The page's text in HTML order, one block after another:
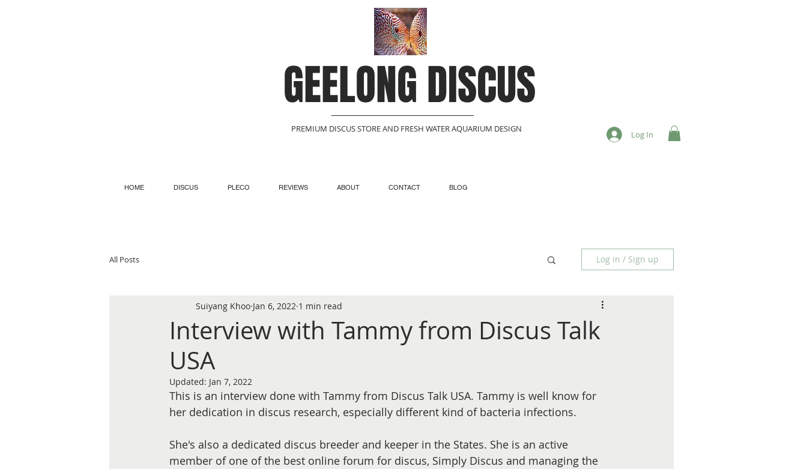
GEELONG DISCUS
PREMIUM DISCUS STORE AND FRESH WATER AQUARIUM DESIGN
HOME DISCUS PLECO REVIEWS ABOUT CONTACT BLOG
Log In
All Posts Log in / Sign up
Interview with Tammy from Discus Talk
USA
Suiyang Khoo Jan 6, 2022 1 min read
Updated: Jan 7, 2022
This is an interview done with Tammy from Discus Talk USA. Tammy is well know for
her dedication in discus research, especially different kind of bacteria infections.
She's also a dedicated discus breeder and keeper in the States. She is an active
member of one of the best online forum for discus, Simply Discus and managing the